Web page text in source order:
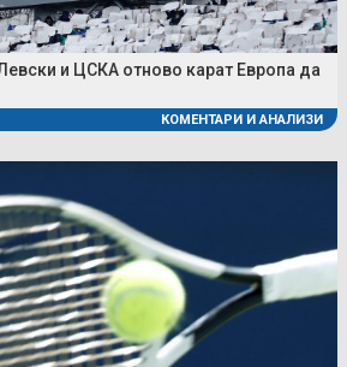
и ЦСКА отново карат Европа да
КОМЕНТАРИ И АНАЛИЗИ